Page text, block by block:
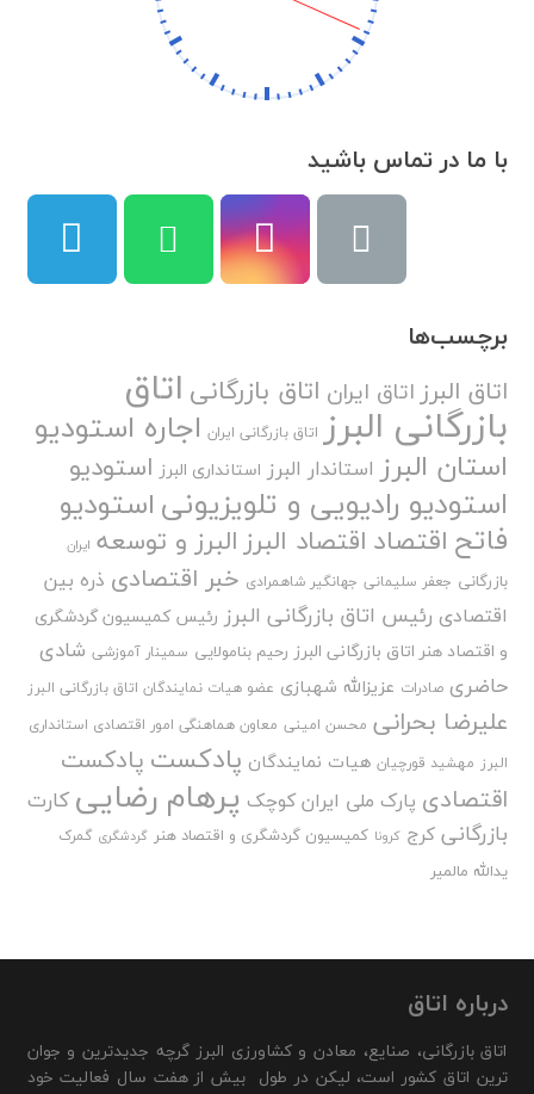
با ما در تماس باشید
برچسب‌ها
اتاق البرزاتاق ایران اتاق بازرگانی اتاق
بازرگانی البرز اتاق بازرگانی ایران اجاره استودیو
استان البرز استاندار البرز استانداری البرز استودیو
استودیو رادیویی و تلویزیونیاستودیو
فاتح اقتصاد اقتصاد البرزالبرز و توسعه ایران
بازرگانی جعفر سلیمانی جهانگیر شاهمرادی خبر اقتصادی ذره بین
اقتصادی رئیس اتاق بازرگانی البرز رئیس کمیسیون گردشگری
و اقتصاد هنر اتاق بازرگانی البرز رحیم بنامولایی سمینار آموزشی شادی
حاضری صادرات عزیزالله شهبازی عضو هیات نمایندگان اتاق بازرگانی البرز
علیرضا بحرانی محسن امینی معاون هماهنگی امور اقتصادی استانداری
البرز مهشید قورچیان هیات نمایندگان پادکست پادکست
اقتصادی پارک ملی ایران کوچک پرهام رضایی کارت
بازرگانی کرج کرونا کمیسیون گردشگری و اقتصاد هنر گردشگری گمرک
یدالله مالمیر
درباره اتاق
اتاق بازرگانی، صنایع، معادن و کشاورزی البرز گرچه جدیدترین و جوان
ترین اتاق کشور است، لیکن در طول بیش از هفت سال فعالیت خود